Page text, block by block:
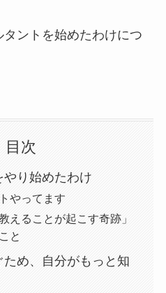
ントを始めたわけにつ
目次
やり始めたわけ
やってます
えることが起こす奇跡」
と
め、自分がもっと知